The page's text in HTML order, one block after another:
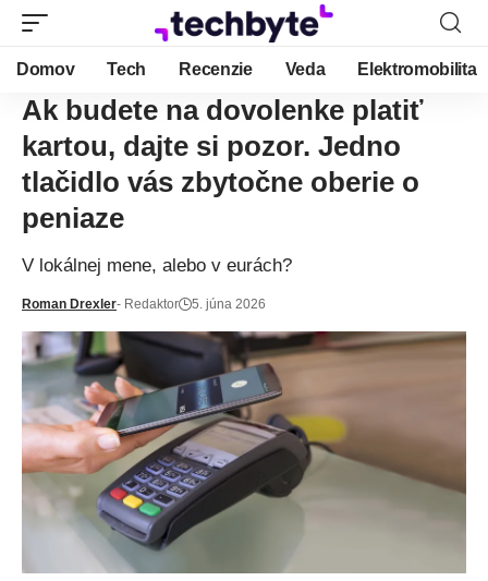
Domov Tech Recenzie Veda Elektromobilita
Ak budete na dovolenke platiť
kartou, dajte si pozor. Jedno
tlačidlo vás zbytočne oberie o
peniaze
V lokálnej mene, alebo v eurách?
Roman Drexler- Redaktor 5. júna 2026